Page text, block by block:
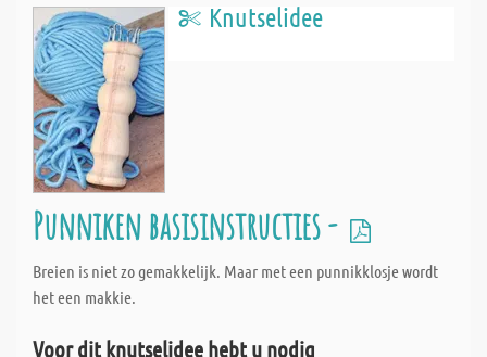
Knutselidee
Punniken basisinstructies -
Breien is niet zo gemakkelijk. Maar met een punnikklosje wordt
het een makkie.
Voor dit knutselidee hebt u nodig